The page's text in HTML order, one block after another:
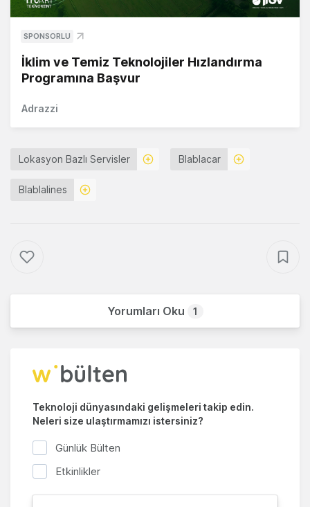
SPONSORLU
İklim ve Temiz Teknolojiler Hızlandırma
Programına Başvur
Adrazzi
Lokasyon Bazlı Servisler Blablacar
Blablalines
Yorumları Oku 1
Teknoloji dünyasındaki gelişmeleri takip edin.
Neleri size ulaştırmamızı istersiniz?
Günlük Bülten
Etkinlikler